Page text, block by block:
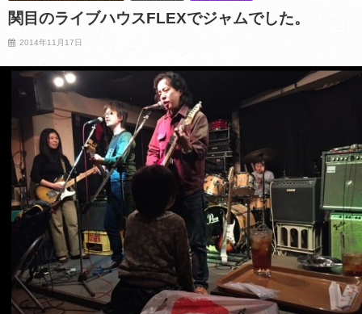
関目のライブハウスFLEXでジャムでした。
2014年11月17日